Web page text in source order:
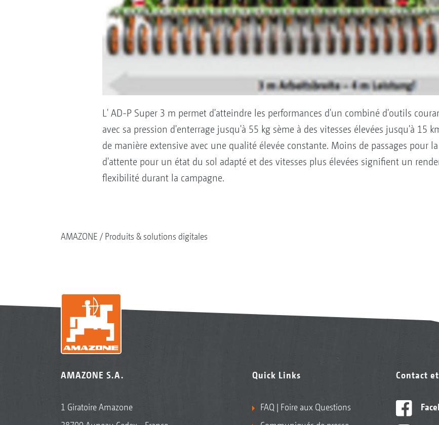
L' AD-P Super 3 m permet d'atteindre les performances d'un combiné d'outils
avec sa pression d'enterrage jusqu'à 55 kg sème à des vitesses élevées jusqu'à 15
de manière extensive avec une qualité élevée constante. Moins de passages pour
d'attente pour un état du sol adapté et des vitesses plus élevées signifient un
flexibilité durant la campagne.
AMAZONE Produits & solutions digitales
AMAZONE S.A.
1 Giratoire Amazone
Quick Links
FAQ | Foire aux Questions
Contact